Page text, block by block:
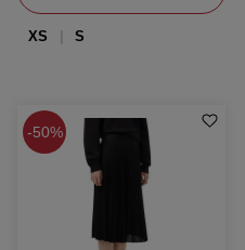
XS S
50%